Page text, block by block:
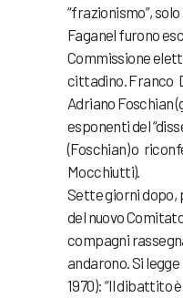
“frazionismo”,
Faganel furono
Commissione
cittadino. Franco
Adriano Foschian
esponenti del
(Foschian) o
Mocchiutti).
Sette giorni dopo,
del nuovo
compagni
andarono. Si
1970): “ll dibattito